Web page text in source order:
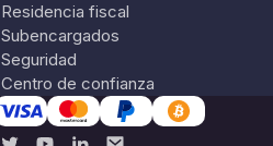
Residencia fiscal
Subencargados
Seguridad
Centro de confianza